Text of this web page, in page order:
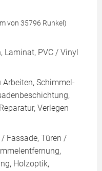
von 35796 Runkel)
Laminat, PVC / Vinyl
Arbeiten, Schimmel-
Verlegen
Fassade, Türen /
Holzoptik,